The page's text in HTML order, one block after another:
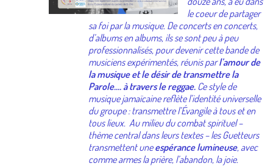
le coeur de partager
sa foi par la musique. De concerts en concerts,
d’albums en albums, ils se sont peu à peu
professionnalisés, pour devenir cette bande de
musiciens expérimentés, réunis parl’amour de
la musique et le désir de transmettre la
Parole.... à travers le reggae. Ce style de
musique jamaïcaine reflète l’identité universelle
du groupe : transmettre l’Évangile à tous et en
tous lieux. Au milieu du combat spirituel –
thème central dans leurs textes – les Guetteurs
transmettent uneespérance lumineuse, avec
comme armes la prière, l’abandon, la joie.